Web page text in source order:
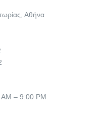
Αθήνα
– 9:00 PM